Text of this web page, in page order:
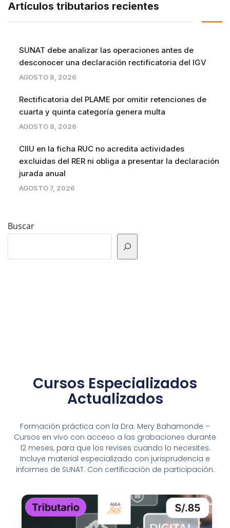
Artículos tributarios recientes
SUNAT debe analizar las operaciones antes de
desconocer una declaración rectificatoria del IGV
AGOSTO 8, 2026
Rectificatoria del PLAME por omitir retenciones de
cuarta y quinta categoría genera multa
AGOSTO 8, 2026
CIIU en la ficha RUC no acredita actividades
excluidas del RER ni obliga a presentar la declaración
jurada anual
AGOSTO 7, 2026
Buscar
Cursos Especializados
Actualizados
Formación práctica con la Dra. Mery Bahamonde –
Cursos en vivo con acceso a las grabaciones durante
12 meses, para que los revises cuando lo necesites.
Incluye material especializado con jurisprudencia e
informes de SUNAT. Con certificación de participación.